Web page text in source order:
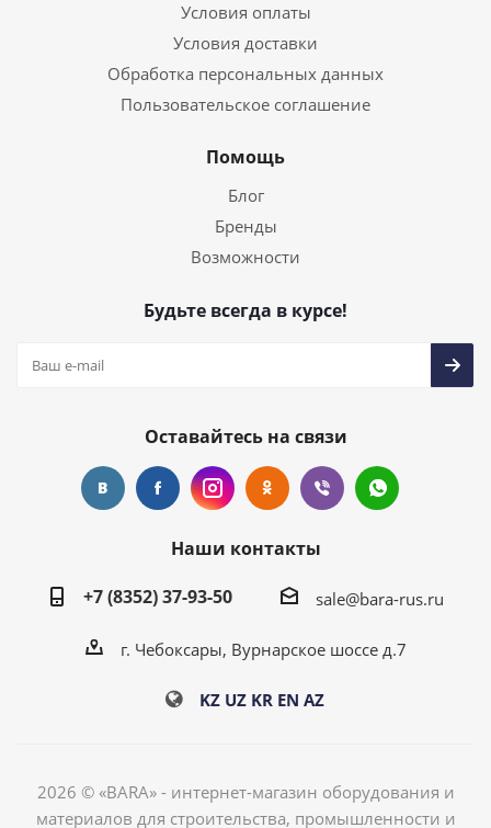
Условия оплаты
Условия доставки
Обработка персональных данных
Пользовательское соглашение
Помощь
Блог
Бренды
Возможности
Будьте всегда в курсе!
Оставайтесь на связи
Наши контакты
+7 (8352) 37-93-50
sale@bara-rus.ru
г. Чебоксары, Вурнарское шоссе д.7
KZ UZ KR EN AZ
2026 © «BARA» - интернет-магазин оборудования и
материалов для строительства, промышленности и